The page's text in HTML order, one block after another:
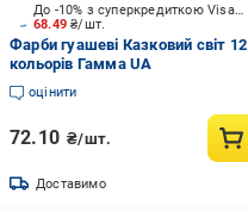
68.49₴/шт.
До -10% з суперкредиткою Visa Вигода
Фарби гуашеві Казковий світ 12
кольорів Гамма UA
оцінити
72.10 ₴/шт.
Доставимо